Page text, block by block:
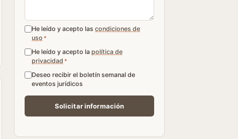
He leído y acepto las condiciones de
uso *
He leído y acepto la política de
privacidad *
Deseo recibir el boletín semanal de
eventos jurídicos